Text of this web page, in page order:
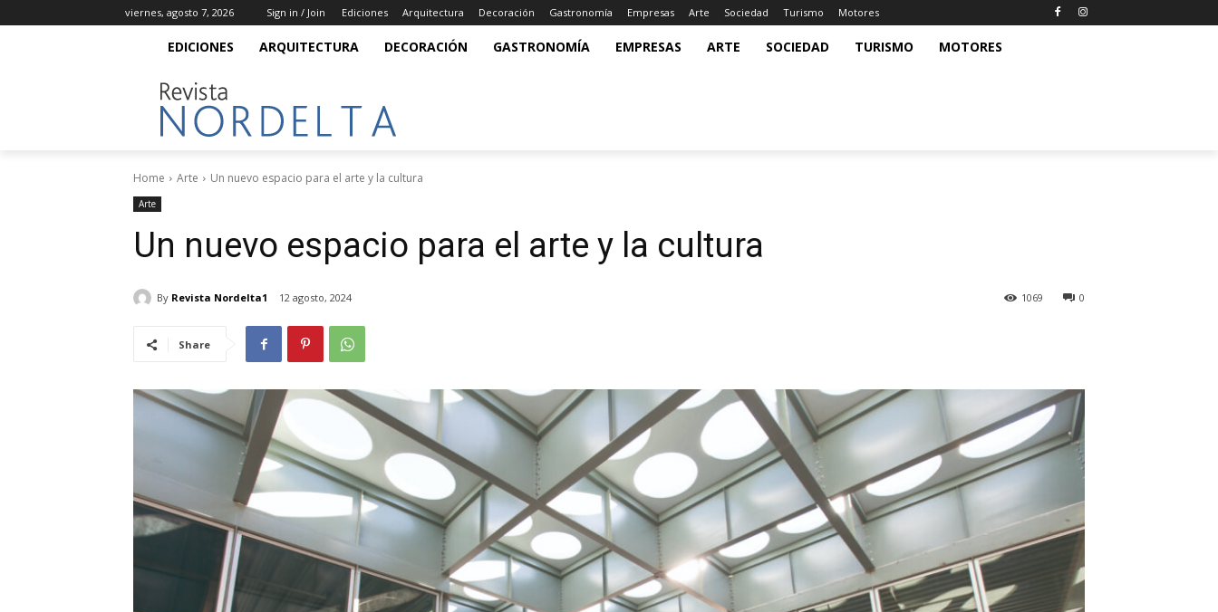
viernes, agosto 7, 2026 Sign in / Join Ediciones Arquitectura Decoración Gastronomía Empresas Arte Sociedad Turismo Motores
EDICIONES ARQUITECTURA DECORACIÓN GASTRONOMÍA EMPRESAS ARTE SOCIEDAD TURISMO MOTORES
Home Arte Un nuevo espacio para el arte y la cultura
Arte
Un nuevo espacio para el arte y la cultura
By Revista Nordelta1 12 agosto, 2024 0
1069
Share